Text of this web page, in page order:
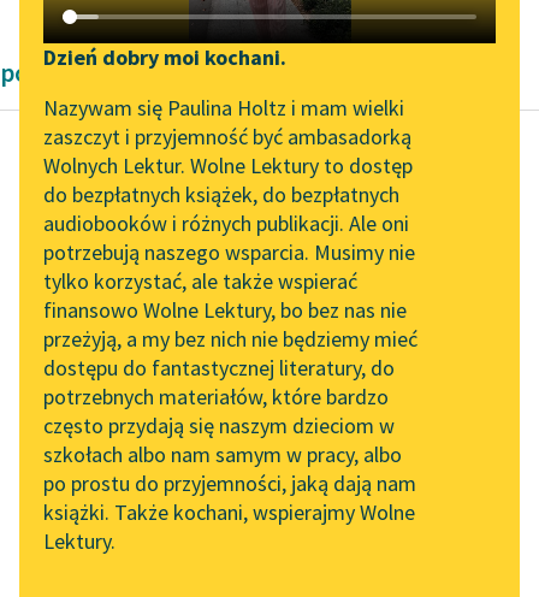
Katalog DAISY
Podkasty o książkach
Zgłoś brak utworu
Aktualności
„Prokurator Alicja Horn”
do słuchania
Byliśmy częścią AI Impact
Lab
Zapraszamy na spotkanie
online z tłumaczkami
literatury skandynawskiej
Spotkanie z Katarzyną
Tunkiel w Oslo
102. lata temu zmarł
Joseph Conrad
Narzędzia
Mapa Wolnych Lektur
Leśmianator
Przewodnik dla piszących i
czytających
API
OAI-PMH
Widget Wolnych Lektur
Przypisy
Dzień dobry moi kochani.
Nazywam się Paulina Holtz i mam wielki
zaszczyt i przyjemność być ambasadorką
Wolnych Lektur. Wolne Lektury to dostęp
do bezpłatnych książek, do bezpłatnych
audiobooków i różnych publikacji. Ale oni
potrzebują naszego wsparcia. Musimy nie
tylko korzystać, ale także wspierać
finansowo Wolne Lektury, bo bez nas nie
przeżyją, a my bez nich nie będziemy mieć
dostępu do fantastycznej literatury, do
potrzebnych materiałów, które bardzo
często przydają się naszym dzieciom w
szkołach albo nam samym w pracy, albo
po prostu do przyjemności, jaką dają nam
książki. Także kochani, wspierajmy Wolne
Lektury.
powieści przygodowe Emilia Salgariego
Emilio Salgari
Czarny Korsarz
Powoli wychodziły ze
swoich kryjówek
małpy,
rozprostowywały kości
i ziewały, wystawiając
zaspane pyszczki w
kierunku...